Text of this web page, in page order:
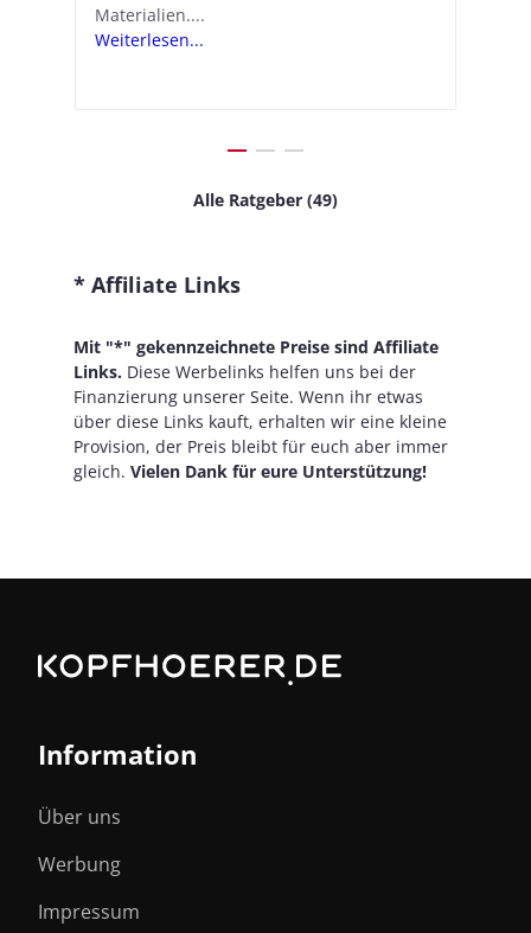
Materialien....
Weiterlesen...
Schritten...
Weiterlesen...
Alle Ratgeber (49)
* Affiliate Links
Mit "*" gekennzeichnete Preise sind Affiliate
Links. Diese Werbelinks helfen uns bei der
Finanzierung unserer Seite. Wenn ihr etwas
über diese Links kauft, erhalten wir eine kleine
Provision, der Preis bleibt für euch aber immer
gleich. Vielen Dank für eure Unterstützung!
Information
Über uns
Werbung
Impressum